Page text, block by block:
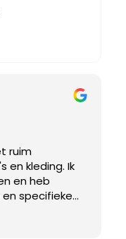
ruim
en kleding. Ik
specifieke
de
te vinden.